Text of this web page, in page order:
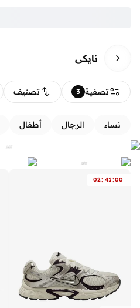
نايكي
تصفية 3 تصنيف
نساء الرجال أطفال
02: 41:00